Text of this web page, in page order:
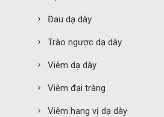
Đau dạ dày
Trào ngược dạ dày
Viêm dạ dày
Viêm đại tràng
Viêm hang vị dạ dày